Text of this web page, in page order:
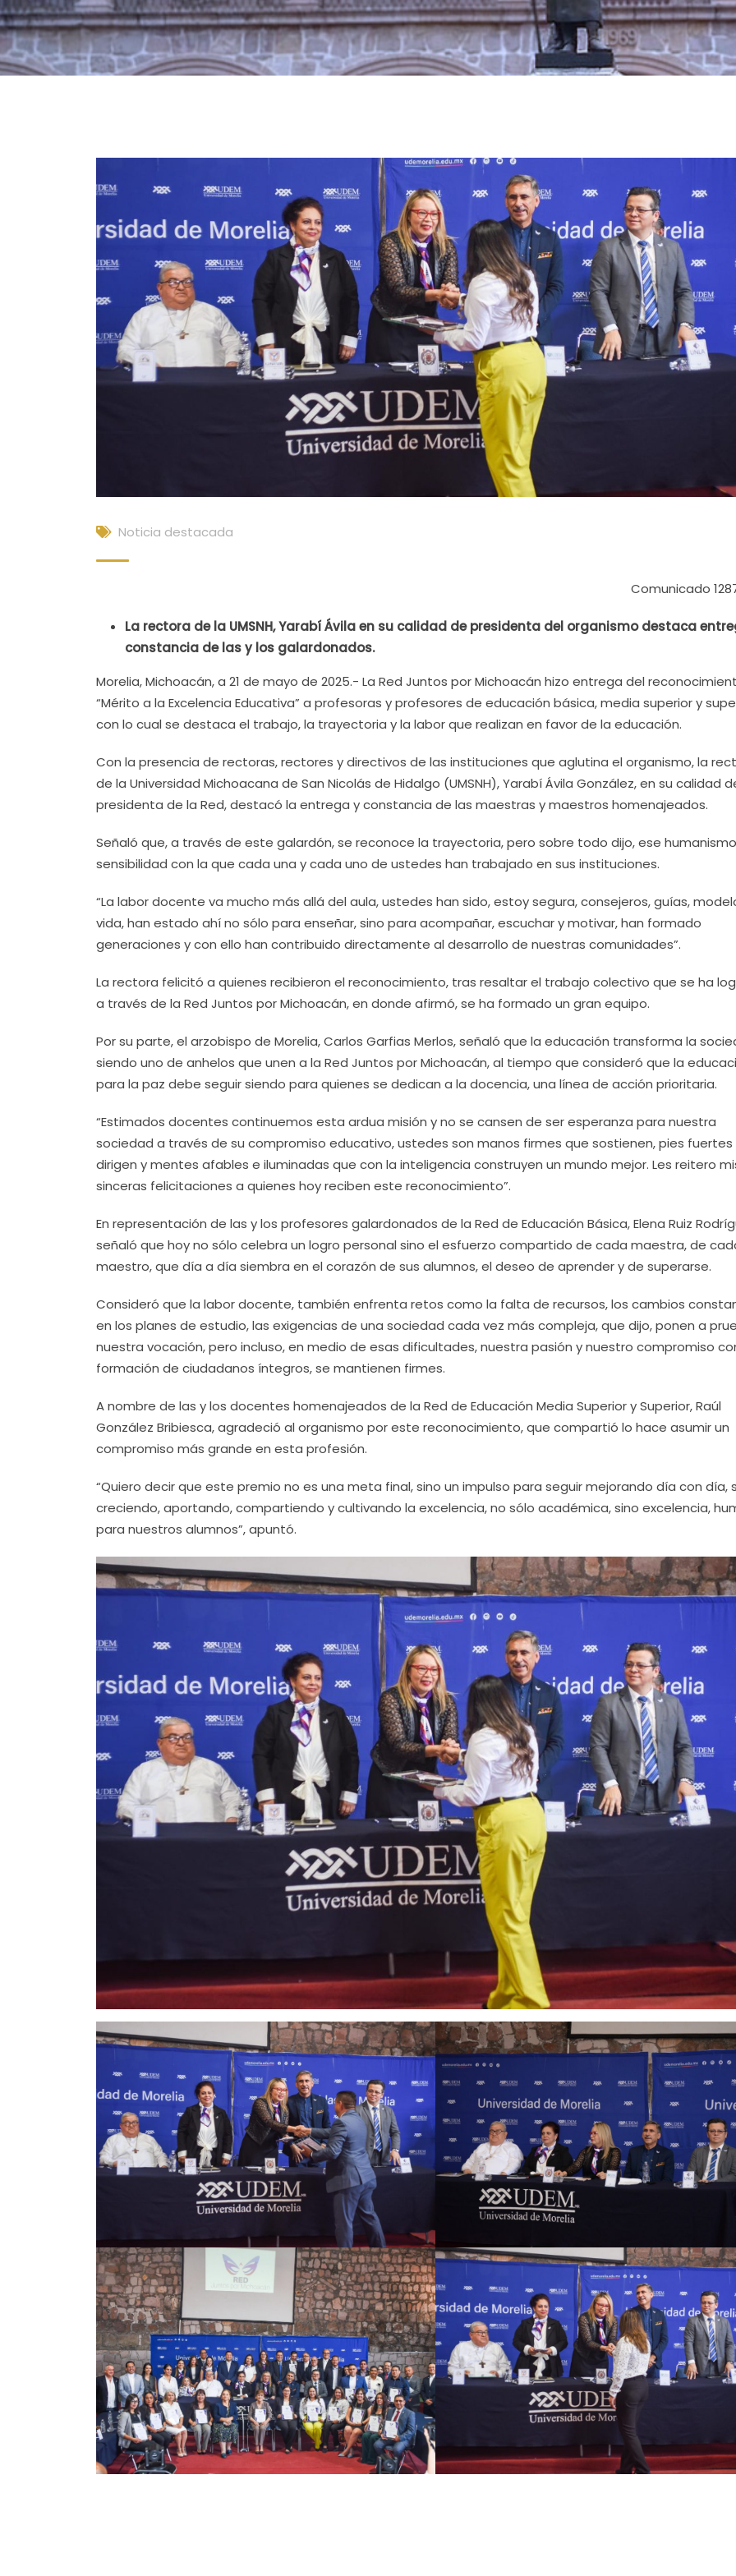
Noticia destacada
Comunicado
La rectora de la UMSNH, Yarabí Ávila en su calidad de presidenta del organismo destaca
constancia de las y los galardonados.
Morelia, Michoacán, a 21 de mayo de 2025.- La Red Juntos por Michoacán hizo entrega del
“Mérito a la Excelencia Educativa” a profesoras y profesores de educación básica, media superior y
con lo cual se destaca el trabajo, la trayectoria y la labor que realizan en favor de la educación.
Con la presencia de rectoras, rectores y directivos de las instituciones que aglutina el organismo, la
de la Universidad Michoacana de San Nicolás de Hidalgo (UMSNH), Yarabí Ávila González, en su calidad
presidenta de la Red, destacó la entrega y constancia de las maestras y maestros homenajeados.
Señaló que, a través de este galardón, se reconoce la trayectoria, pero sobre todo dijo, ese
sensibilidad con la que cada una y cada uno de ustedes han trabajado en sus instituciones.
“La labor docente va mucho más allá del aula, ustedes han sido, estoy segura, consejeros, guías,
vida, han estado ahí no sólo para enseñar, sino para acompañar, escuchar y motivar, han formado
generaciones y con ello han contribuido directamente al desarrollo de nuestras comunidades”.
La rectora felicitó a quienes recibieron el reconocimiento, tras resaltar el trabajo colectivo que se ha
a través de la Red Juntos por Michoacán, en donde afirmó, se ha formado un gran equipo.
Por su parte, el arzobispo de Morelia, Carlos Garfias Merlos, señaló que la educación transforma la
siendo uno de anhelos que unen a la Red Juntos por Michoacán, al tiempo que consideró que la
para la paz debe seguir siendo para quienes se dedican a la docencia, una línea de acción prioritaria.
“Estimados docentes continuemos esta ardua misión y no se cansen de ser esperanza para nuestra
sociedad a través de su compromiso educativo, ustedes son manos firmes que sostienen, pies fuertes
dirigen y mentes afables e iluminadas que con la inteligencia construyen un mundo mejor. Les reitero
sinceras felicitaciones a quienes hoy reciben este reconocimiento”.
En representación de las y los profesores galardonados de la Red de Educación Básica, Elena Ruiz
señaló que hoy no sólo celebra un logro personal sino el esfuerzo compartido de cada maestra, de
maestro, que día a día siembra en el corazón de sus alumnos, el deseo de aprender y de superarse.
Consideró que la labor docente, también enfrenta retos como la falta de recursos, los cambios
en los planes de estudio, las exigencias de una sociedad cada vez más compleja, que dijo, ponen a
nuestra vocación, pero incluso, en medio de esas dificultades, nuestra pasión y nuestro compromiso
formación de ciudadanos íntegros, se mantienen firmes.
A nombre de las y los docentes homenajeados de la Red de Educación Media Superior y Superior, Raúl
González Bribiesca, agradeció al organismo por este reconocimiento, que compartió lo hace asumir un
compromiso más grande en esta profesión.
“Quiero decir que este premio no es una meta final, sino un impulso para seguir mejorando día con día,
creciendo, aportando, compartiendo y cultivando la excelencia, no sólo académica, sino excelencia,
para nuestros alumnos”, apuntó.